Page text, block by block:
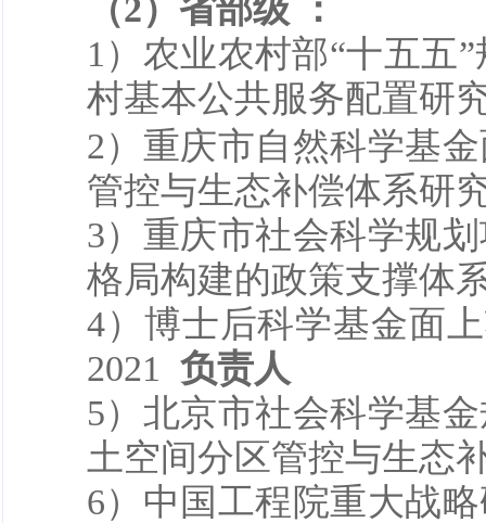
（2） 省部级 ：
1 ）农业农村部“十五五
村基本公共服务配置研
2）重庆市自然科学基
管控与生态补偿体系研
3）重庆市社会科学规
格局构建的政策支撑体
4）博士后科学基金面
2021
负责人
5）北京市社会科学基
土空间分区管控与生态
6）中国工程院重大战